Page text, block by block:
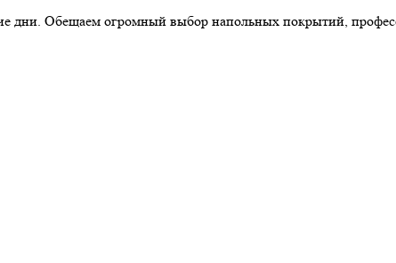
дни. Обещаем огромный выбор напольных покрытий,